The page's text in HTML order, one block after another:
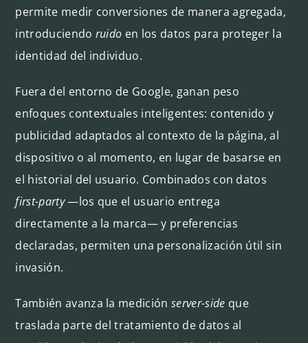
permite medir conversiones de manera agregada,
introduciendo ruido en los datos para proteger la
identidad del individuo.
Fuera del entorno de Google, ganan peso
enfoques contextuales inteligentes: contenido y
publicidad adaptados al contexto de la página, al
dispositivo o al momento, en lugar de basarse en
el historial del usuario. Combinados con datos
first-party—los que el usuario entrega
directamente a la marca— y preferencias
declaradas, permiten una personalización útil sin
invasión.
También avanza la medición server-side que
traslada parte del tratamiento de datos al